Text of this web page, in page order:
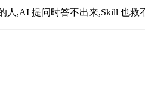
,AI 提问时答不出来,Skill 也救